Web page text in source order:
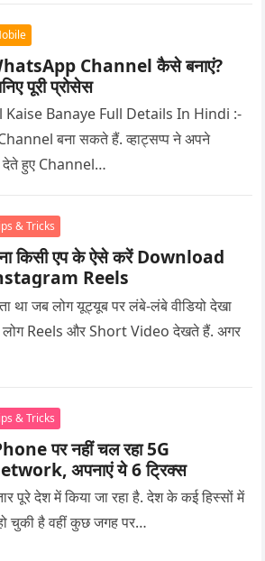
Channel कैसे बनाएं?
पूरी प्रोसेस
Banaye Full Details In Hindi :-
बना सकते हैं. व्हाट्सप्प ने अपने
हुए Channel…
& Tricks
किसी एप के ऐसे करें Download
Reels
था जब लोग यूट्यूब पर लंबे-लंबे वीडियो देखा
Reels और Short Video देखते हैं. अगर
& Tricks
पर नहीं चल रहा 5G
अपनाएं ये 6 ट्रिक्स
पूरे देश में किया जा रहा है. देश के कई हिस्सों में
चुकी है वहीं कुछ जगह पर…